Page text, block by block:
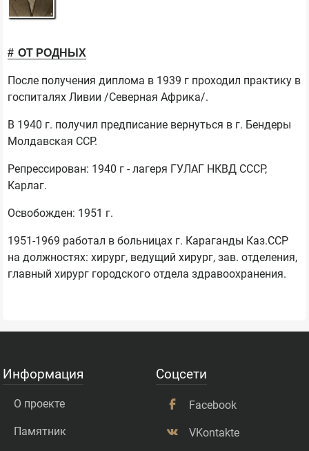
ОТ РОДНЫХ
После получения диплома в 1939 г проходил практику в
госпиталях Ливии /Северная Африка/.
В 1940 г. получил предписание вернуться в г. Бендеры
Молдавская ССР.
Репрессирован: 1940 г - лагеря ГУЛАГ НКВД СССР,
Карлаг.
Освобожден: 1951 г.
1951-1969 работал в больницах г. Караганды Каз.ССР
на должностях: хирург, ведущий хирург, зав. отделения,
главный хирург городского отдела здравоохранения.
Информация
О проекте
Памятник
Соцсети
Facebook
VKontakte